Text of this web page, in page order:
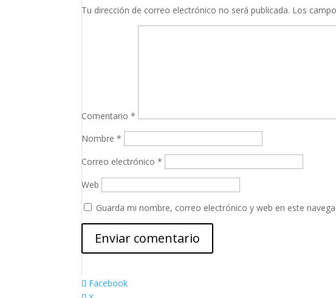
Tu dirección de correo electrónico no será publicada. Los
Comentario*
Nombre*
Correo electrónico*
Web
Guarda mi nombre, correo electrónico y web en este
Facebook